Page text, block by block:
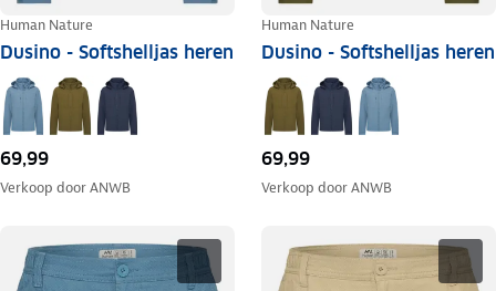
Human Nature
Dusino - Softshelljas heren
69,99
Verkoop doorANWB
Human Nature
Dusino - Softshelljas heren
69,99
Verkoop doorANWB